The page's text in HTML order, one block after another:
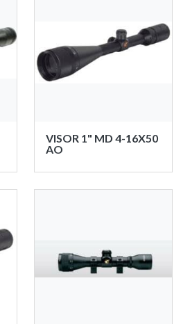
VISOR 1" MD 4-16X50
AO